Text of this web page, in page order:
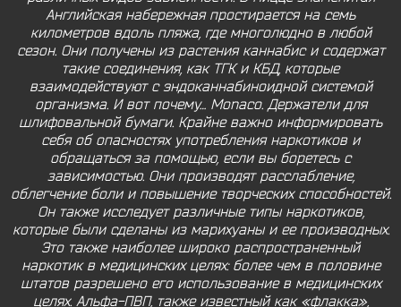
Английская набережная простирается на семь
километров вдоль пляжа, где многолюдно в любой
сезон. Они получены из растения каннабис и содержат
такие соединения, как ТГК и КБД, которые
взаимодействуют с эндоканнабиноидной системой
организма. И вот почему… Monaco. Держатели для
шлифовальной бумаги. Крайне важно информировать
себя об опасностях употребления наркотиков и
обращаться за помощью, если вы боретесь с
зависимостью. Они производят расслабление,
облегчение боли и повышение творческих способностей.
Он также исследует различные типы наркотиков,
которые были сделаны из марихуаны и ее производных.
Это также наиболее широко распространенный
наркотик в медицинских целях: более чем в половине
штатов разрешено его использование в медицинских
целях. Альфа-ПВП, также известный как «флакка»,